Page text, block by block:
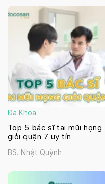
Đa Khoa
Top 5 bác sĩ tai mũi họng
giỏi quận 7 uy tín
BS. Nhật Quỳnh